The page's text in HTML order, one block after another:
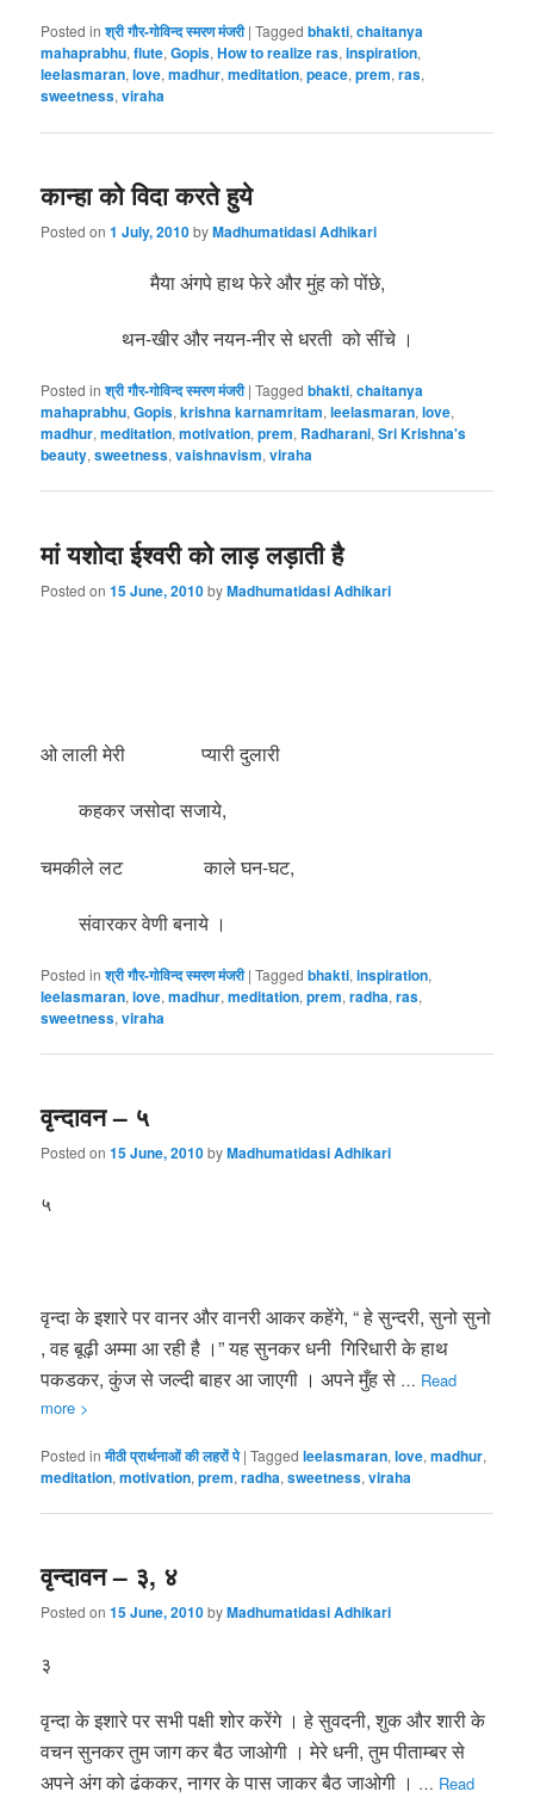
Posted in श्री गौर-गोविन्द स्मरण मंजरी |Tagged bhakti,chaitanya
mahaprabhu,flute,Gopis,How to realize ras,inspiration,
leelasmaran,love,madhur,meditation,peace,prem,ras,
sweetness,viraha
कान्हा को विदा करते हुये
Posted on1 July, 2010byMadhumatidasi Adhikari
मैया अंगपे हाथ फेरे और मुंह को पोंछे,
थन-खीर और नयन-नीर से धरती को सींचे ।
Posted in श्री गौर-गोविन्द स्मरण मंजरी |Tagged bhakti,chaitanya
mahaprabhu,Gopis,krishna karnamritam,leelasmaran,love,
madhur,meditation,motivation,prem, Radharani,Sri Krishna's
beauty,sweetness,vaishnavism,viraha
मां यशोदा ईश्वरी को लाड़ लड़ाती है
Posted on15 June, 2010byMadhumatidasi Adhikari
ओ लाली मेरी प्यारी दुलारी
कहकर जसोदा सजाये,
चमकीले लट काले घन-घट,
संवारकर वेणी बनाये ।
Posted in श्री गौर-गोविन्द स्मरण मंजरी |Tagged bhakti,inspiration,
leelasmaran,love,madhur,meditation,prem,radha,ras,
sweetness,viraha
वृन्दावन – ५
Posted on15 June, 2010byMadhumatidasi Adhikari
५
वृन्दा के इशारे पर वानर और वानरी आकर कहेंगे, “ हे सुन्दरी, सुनो सुनो
, वह बूढ़ी अम्मा आ रही है ।” यह सुनकर धनी गिरिधारी के हाथ
पकडकर, कुंज से जल्दी बाहर आ जाएगी । अपने मुँह से … Read
more >
Posted in मीठी प्रार्थनाओं की लहरों पे |Tagged leelasmaran,love,madhur,
meditation,motivation,prem,radha,sweetness,viraha
वृन्दावन – ३, ४
Posted on15 June, 2010byMadhumatidasi Adhikari
३
वृन्दा के इशारे पर सभी पक्षी शोर करेंगे । हे सुवदनी, शुक और शारी के
वचन सुनकर तुम जाग कर बैठ जाओगी । मेरे धनी, तुम पीताम्बर से
अपने अंग को ढंककर, नागर के पास जाकर बैठ जाओगी । … Read